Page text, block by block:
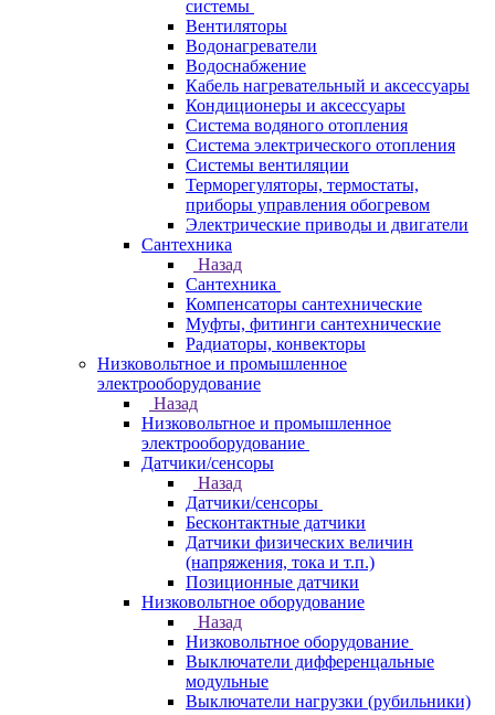
системы
Вентиляторы
Водонагреватели
Водоснабжение
Кабель нагревательный и аксессуары
Кондиционеры и аксессуары
Система водяного отопления
Система электрического отопления
Системы вентиляции
Терморегуляторы, термостаты,
приборы управления обогревом
Электрические приводы и двигатели
Сантехника
Назад
Сантехника
Компенсаторы сантехнические
Муфты, фитинги сантехнические
Радиаторы, конвекторы
Низковольтное и промышленное
электрооборудование
Назад
Низковольтное и промышленное
электрооборудование
Датчики/сенсоры
Назад
Датчики/сенсоры
Бесконтактные датчики
Датчики физических величин
(напряжения, тока и т.п.)
Позиционные датчики
Низковольтное оборудование
Назад
Низковольтное оборудование
Выключатели дифференцальные
модульные
Выключатели нагрузки (рубильники)